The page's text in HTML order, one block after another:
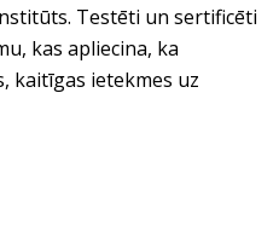
Testēti un sertificēti
kas apliecina, ka
kaitīgas ietekmes uz